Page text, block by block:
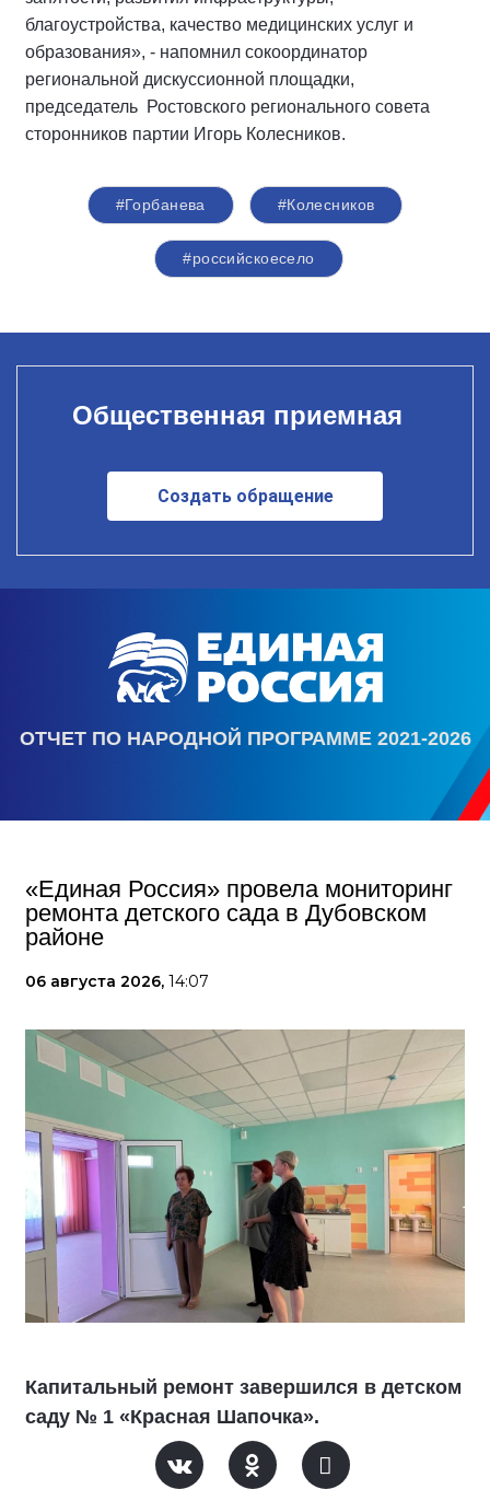
благоустройства, качество медицинских услуг и
образования», - напомнил сокоординатор
региональной дискуссионной площадки,
председатель Ростовского регионального совета
сторонников партии Игорь Колесников.
#Горбанева #Колесников
#российскоесело
Общественная приемная
Создать обращение
ОТЧЕТ ПО НАРОДНОЙ ПРОГРАММЕ 2021-2026
«Единая Россия» провела мониторинг
ремонта детского сада в Дубовском
районе
06 августа 2026, 14:07
Капитальный ремонт завершился в детском
саду № 1 «Красная Шапочка».